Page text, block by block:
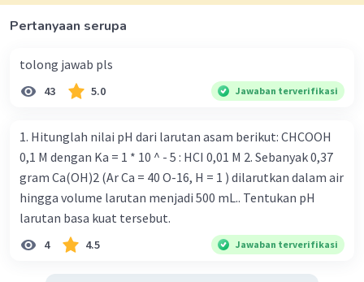
Pertanyaan serupa
tolong jawab pls
43 5.0 Jawaban terverifikasi
1. Hitunglah nilai pH dari larutan asam berikut: CHCOOH
0,1 M dengan Ka = 1 * 10 ^ - 5 : HCI 0,01 M 2. Sebanyak 0,37
gram Ca(OH)2 (Ar Ca = 40 O-16, H = 1 ) dilarutkan dalam air
hingga volume larutan menjadi 500 mL.. Tentukan pH
larutan basa kuat tersebut.
4 4.5 Jawaban terverifikasi